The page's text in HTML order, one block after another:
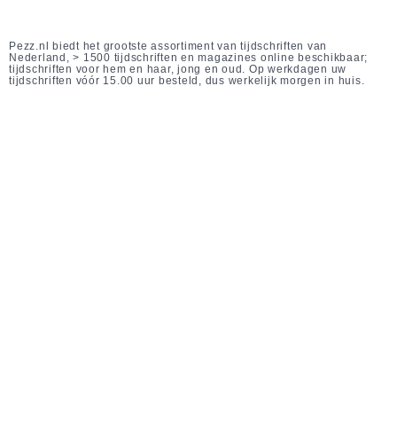
Pezz.nl biedt het grootste assortiment van tijdschriften van
Nederland, > 1500 tijdschriften en magazines online beschikbaar;
tijdschriften voor hem en haar, jong en oud. Op werkdagen uw
tijdschriften vóór 15.00 uur besteld, dus werkelijk morgen in huis.